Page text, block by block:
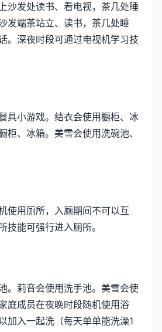
沙发处读书、看电视，茶几处睡
发端茶站立、读书，茶几处睡
。 深夜时段可通过电视机学习技
具小游戏。 结衣会使用橱柜、冰
柜、冰箱。 美雪会使用洗碗池、
使用厕所，入厕期间不可以互
技能可强行进入厕所。
。 莉音会使用洗手池。 美雪会使
庭成员在夜晚时段随机使用浴
加入一起洗（每天单单能洗澡1